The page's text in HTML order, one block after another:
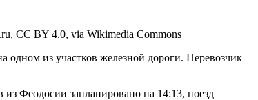
CC BY 4.0, via Wikimedia Commons
из участков железной дороги. Перевозчик
Феодосии запланировано на 14:13, поезд